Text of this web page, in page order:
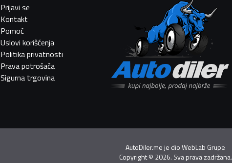
Prijavi se
Kontakt
Pomoć
Uslovi korišćenja
Politika privatnosti
Prava potrošača
Sigurna trgovina
AutoDiler.me je dioWebLab Grupe
Copyright© 2026. Sva prava zadržana.